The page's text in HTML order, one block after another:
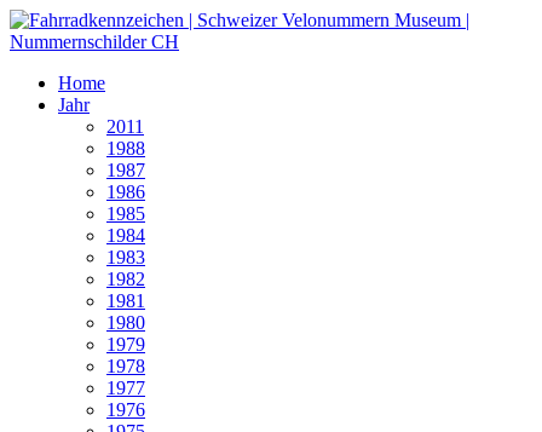
Home
Jahr
2011
1988
1987
1986
1985
1984
1983
1982
1981
1980
1979
1978
1977
1976